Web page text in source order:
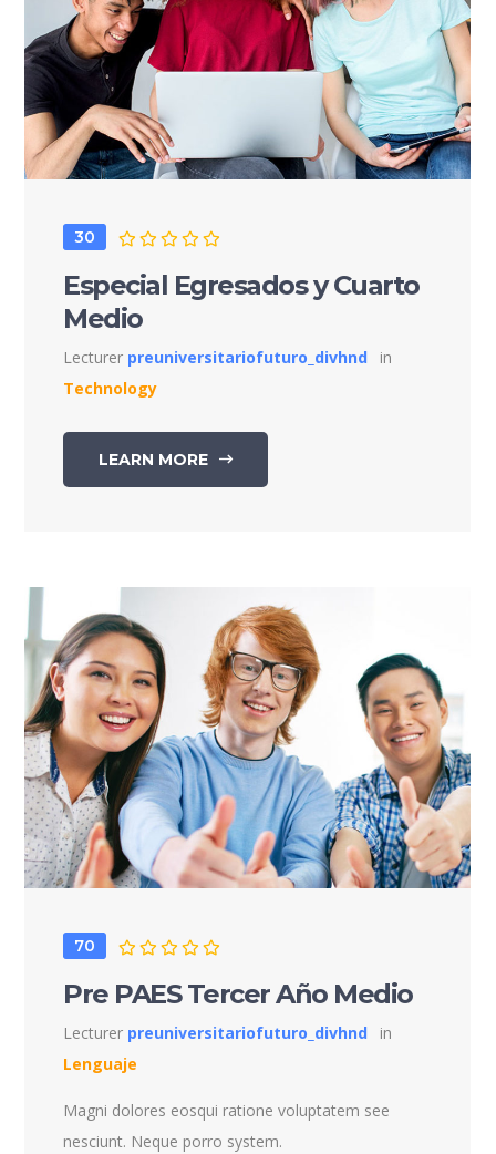
30
Especial Egresados y Cuarto
Medio
Lecturer preuniversitariofuturo_divhnd
in
Technology
LEARN MORE
70
Pre PAES Tercer Año Medio
Lecturer preuniversitariofuturo_divhnd
in
Lenguaje
Magni dolores eosqui ratione voluptatem see
nesciunt. Neque porro system.